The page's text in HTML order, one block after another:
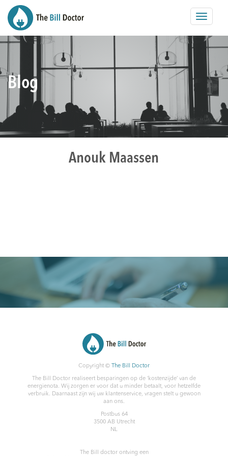
Toggle
Blog
Anouk Maassen
Copyright © The Bill Doctor
The Bill Doctor realiseert besparingen op de ‘kostenzijde’ van de
energienota. Wij zorgen er voor dat u minder betaalt, voor hetzelfde
verbruik. Daarnaast zijn wij uw klantenservice, vragen stelt u gewoon
aan ons.
Postbus 64
3500 AB Utrecht
NL
The Bill doctorontving een